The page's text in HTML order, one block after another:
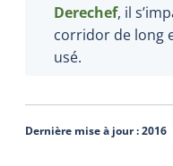
Derechef, il
corridor de long
usé.
Dernière mise à jour :2016